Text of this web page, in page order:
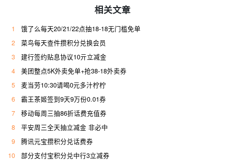
相关文章
1
饿了么每天20/21/22点抽18-18无门槛免单
2
菜鸟每天查件攒积分兑换会员
3
建行签约贴息协议10亓立减金
4
美团整点5K外卖免单+抢38-18外卖券
5
麦当劳10:30请喝0元多汁柠柠
6
霸王茶姬签到9天9万份0.01券
7
移动每周三抽86折话费充值券
8
平安周三全天抽立减金 非必中
9
腾讯元宝攒积分兑话费券
10
部分支付宝积分兑中行3立减券